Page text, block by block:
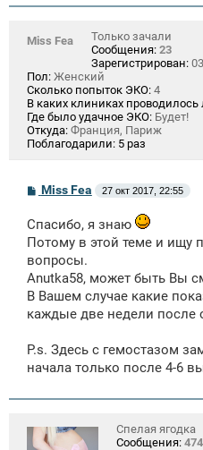
е
Miss Fea
Только зачали
Сообщения: 23
Зарегистрирован:
Пол: Женский
Сколько попыток ЭКО: 4
В каких клиниках проводилось
Где было удачное ЭКО: Будет!
Откуда: Франция, Париж
Поблагодарили: 5 раз
С
о
б
щ
е
н
и
Miss Fea 27 окт 2017, 22:55
Спасибо, я знаю
Потому в этой теме и ищу
вопросы.
Anutka58, может быть Вы
В Вашем случае какие
каждые две недели после
P.s. Здесь с гемостазом
начала только после 4-6
Спелая ягодка
Сообщения: